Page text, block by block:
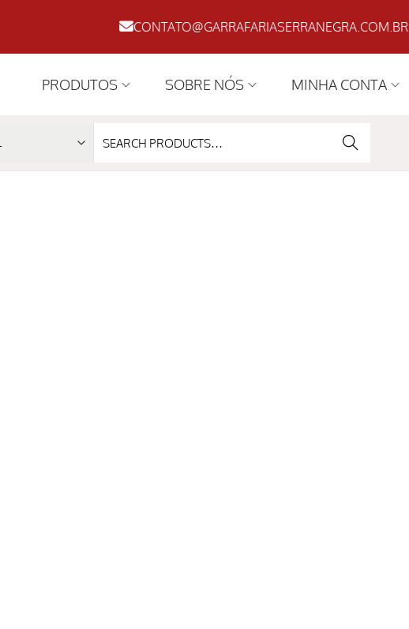
CONTATO@GARRAFARIASERRANEGRA.COM.BR
PRODUTOS SOBRE NÓS MINHA CONTA
SEARC